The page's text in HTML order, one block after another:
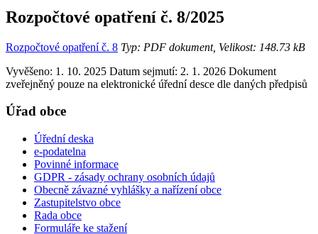
Rozpočtové opatření č. 8/2025
Rozpočtové opatření č. 8 Typ: PDF dokument, Velikost: 148.73 kB
Vyvěšeno: 1. 10. 2025 Datum sejmutí: 2. 1. 2026 Dokument
zveřejněný pouze na elektronické úřední desce dle daných předpisů
Úřad obce
Úřední deska
e-podatelna
Povinné informace
GDPR - zásady ochrany osobních údajů
Obecně závazné vyhlášky a nařízení obce
Zastupitelstvo obce
Rada obce
Formuláře ke stažení